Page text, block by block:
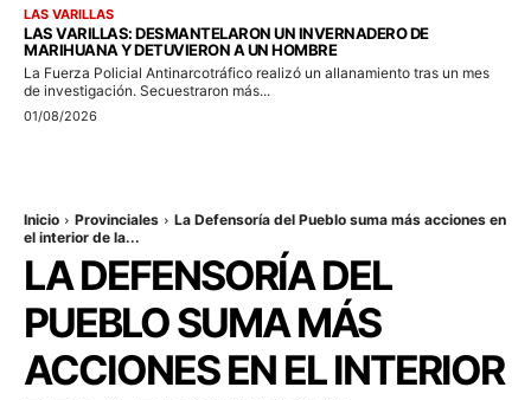
LAS VARILLAS
LAS VARILLAS: DESMANTELARON UN INVERNADERO DE
MARIHUANA Y DETUVIERON A UN HOMBRE
La Fuerza Policial Antinarcotráfico realizó un allanamiento tras un mes
de investigación. Secuestraron más...
01/08/2026